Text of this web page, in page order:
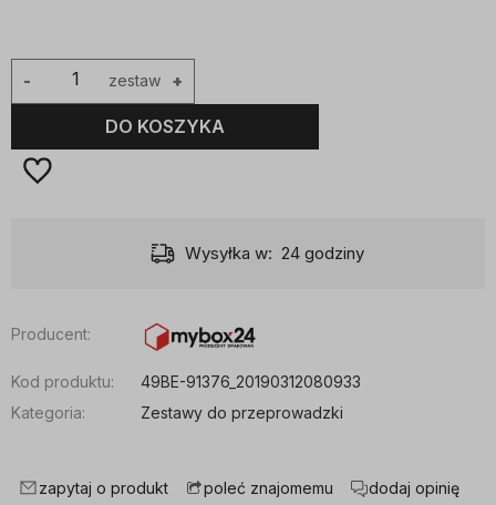
zestaw +
-
DO KOSZYKA
Wysyłka w: 24 godziny
Producent:
Kod produktu:
49BE-91376_20190312080933
Kategoria:
Zestawy do przeprowadzki
zapytaj o produkt poleć znajomemu dodaj opinię